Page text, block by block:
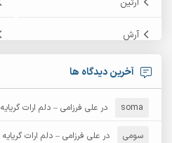
آرش
آرش امامی
آرش عثمان
آخرین دیدگاه ها
soma در علی فرزامی – دلم ارات گریایه
سومی در علی فرزامی – دلم ارات گریایه